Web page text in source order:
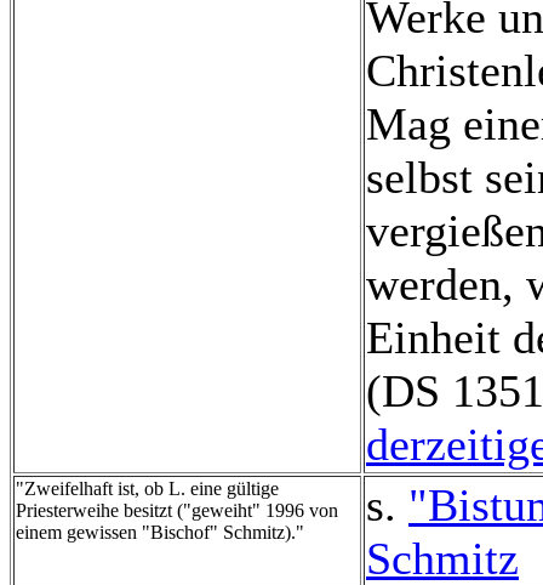
Werke
Mag
selbst
werden,
Einheit
(DS
"Zweifelhaft ist, ob L. eine gültige
Priesterweihe besitzt ("geweiht" 1996 von
einem gewissen "Bischof" Schmitz)."
s.
Schmitz